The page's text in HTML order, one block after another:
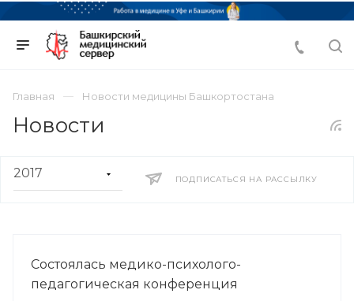
Главная Новости медицины Башкортостана
Новости
ПОДПИСАТЬСЯ НА РАССЫЛКУ
Состоялась медико-психолого-
педагогическая конференция